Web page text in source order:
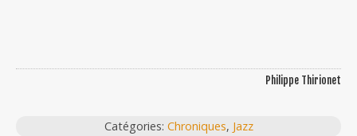
Philippe Thirionet
Catégories: Chroniques, Jazz